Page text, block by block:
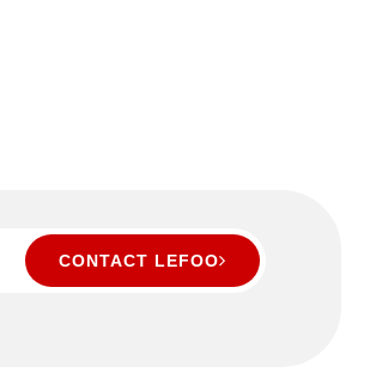
CONTACT LEFOO